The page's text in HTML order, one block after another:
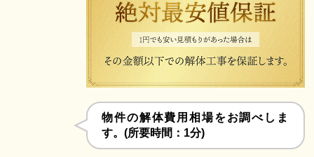
物件の解体費用相場をお調べしま
す。(所要時間：1分)